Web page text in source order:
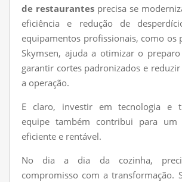
de restaurantes precisa se
eficiência e redução de
equipamentos profissionais, como os
Skymsen, ajuda a otimizar o
garantir cortes padronizados e
a operação.
E claro, investir em tecnologia e
equipe também contribui para um
eficiente e rentável.
No dia a dia da cozinha,
compromisso com a transformação.